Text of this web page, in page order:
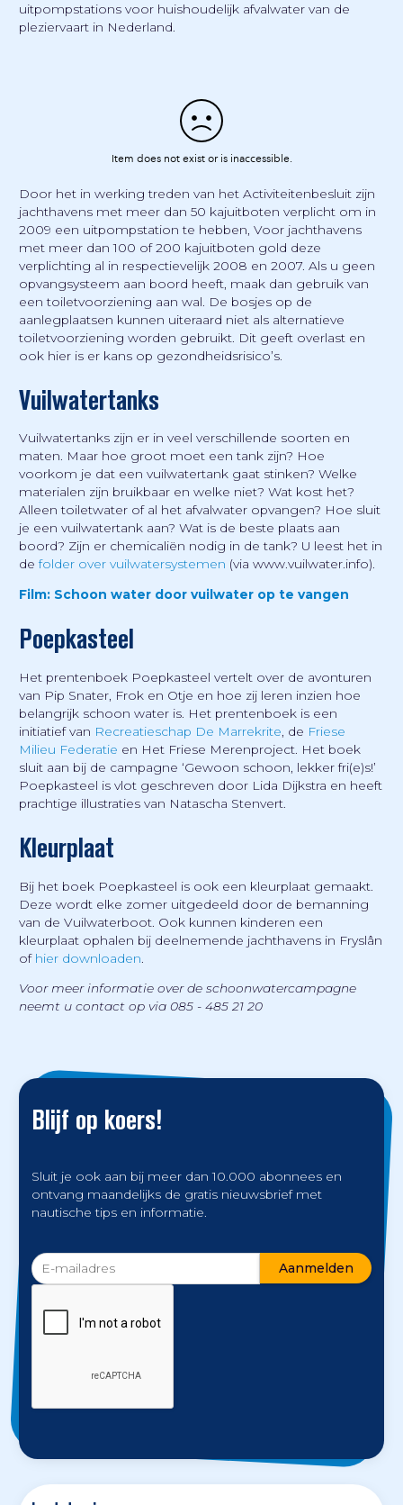
uitpompstations voor huishoudelijk afvalwater van de
pleziervaart in Nederland.
Door het in werking treden van het Activiteitenbesluit zijn
jachthavens met meer dan 50 kajuitboten verplicht om in
2009 een uitpompstation te hebben, Voor jachthavens
met meer dan 100 of 200 kajuitboten gold deze
verplichting al in respectievelijk 2008 en 2007. Als u geen
opvangsysteem aan boord heeft, maak dan gebruik van
een toiletvoorziening aan wal. De bosjes op de
aanlegplaatsen kunnen uiteraard niet als alternatieve
toiletvoorziening worden gebruikt. Dit geeft overlast en
ook hier is er kans op gezondheidsrisico’s.
Vuilwatertanks
Vuilwatertanks zijn er in veel verschillende soorten en
maten. Maar hoe groot moet een tank zijn? Hoe
voorkom je dat een vuilwatertank gaat stinken? Welke
materialen zijn bruikbaar en welke niet? Wat kost het?
Alleen toiletwater of al het afvalwater opvangen? Hoe sluit
je een vuilwatertank aan? Wat is de beste plaats aan
boord? Zijn er chemicaliën nodig in de tank? U leest het in
defolder over vuilwatersystemen (via www.vuilwater.info).
Film: Schoon water door vuilwater op te vangen
Poepkasteel
Het prentenboek Poepkasteel vertelt over de avonturen
van Pip Snater, Frok en Otje en hoe zij leren inzien hoe
belangrijk schoon water is. Het prentenboek is een
initiatief van Recreatieschap De Marrekrite , de Friese
Milieu Federatie en Het Friese Merenproject. Het boek
sluit aan bij de campagne ‘Gewoon schoon, lekker fri(e)s!’
Poepkasteel is vlot geschreven door Lida Dijkstra en heeft
prachtige illustraties van Natascha Stenvert.
Kleurplaat
Bij het boek Poepkasteel is ook een kleurplaat gemaakt.
Deze wordt elke zomer uitgedeeld door de bemanning
van de Vuilwaterboot. Ook kunnen kinderen een
kleurplaat ophalen bij deelnemende jachthavens in Fryslân
of hier downloaden
Voor meer informatie over de schoonwatercampagne
neemt u contact op via 085 - 485 21 20
Blijf op koers!
Sluit je ook aan bij meer dan 10.000 abonnees en
ontvang maandelijks de gratis nieuwsbrief met
nautische tips en informatie.